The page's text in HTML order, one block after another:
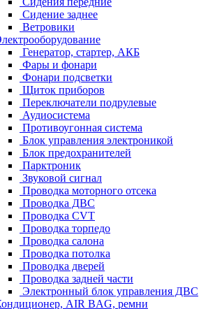
Сидение заднее
Ветровики
Генератор, стартер, АКБ
Фары и фонари
Фонари подсветки
Щиток приборов
Переключатели подрулевые
Аудиосистема
Противоугонная система
Блок управления электроникой
Блок предохранителей
Парктроник
Звуковой сигнал
Проводка моторного отсека
Проводка ДВС
Проводка CVT
Проводка торпедо
Проводка салона
Проводка потолка
Проводка дверей
Проводка задней части
Электронный блок управления ДВС
AIR BAG, ремни